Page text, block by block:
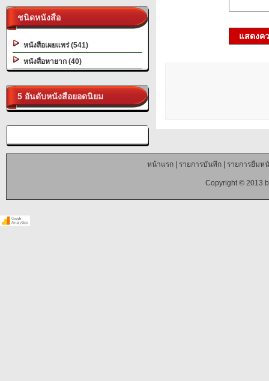
ชนิดหนังสือ
หนังสือเผยแพร่ (541)
หนังสือหายาก (40)
5 อันดับหนังสือยอดนิยม
แสดงค
หน้าแรก| รายการบันทึก| รายการยืมห
Copyright © 2013